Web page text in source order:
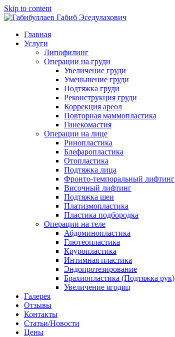
Skip to content
Главная
Услуги
Липофилинг
Операции на груди
Увеличение груди
Уменьшение груди
Подтяжка груди
Реконструкция груди
Коррекция ареол
Повторная маммопластика
Гинекомастия
Операции на лице
Ринопластика
Блефаропластика
Отопластика
Подтяжка лица
Фронто-темпоральный лифтинг
Височный лифтинг
Подтяжка шеи
Платизмопластика
Пластика подбородка
Операции на теле
Абдоминопластика
Глютеопластика
Круропластика
Интимная пластика
Эндопротезирование
Брахиопластика (Подтяжка рук)
Увеличение ягодиц
Галерея
Отзывы
Контакты
Статьи/Новости
Цены